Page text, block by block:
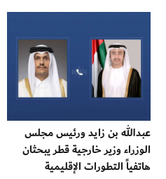
عبدالله بن زايد ورئيس مجلس
الوزراء وزير خارجية قطر يبحثان
هاتفياً التطورات الإقليمية